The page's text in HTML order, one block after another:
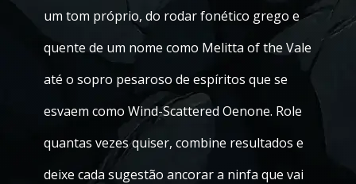
um tom próprio, do rodar fonético grego e
quente de um nome como Melitta of the Vale
até o sopro pesaroso de espíritos que se
esvaem como Wind-Scattered Oenone. Role
quantas vezes quiser, combine resultados e
deixe cada sugestão ancorar a ninfa que vai